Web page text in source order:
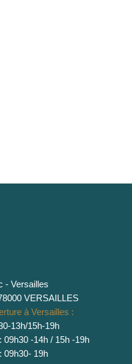
- Versailles
VERSAILLES
à Versailles :
13h/15h-19h
09h30 -14h / 15h -19h
09h30- 19h